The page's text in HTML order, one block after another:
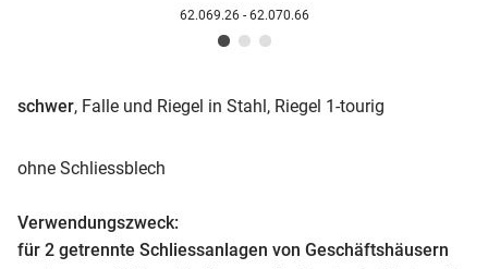
62.069.26 - 62.070.66
schwer, Falle und Riegel in Stahl, Riegel 1-tourig
ohne Schliessblech
Verwendungszweck:
für 2 getrennte Schliessanlagen von Geschäftshäusern